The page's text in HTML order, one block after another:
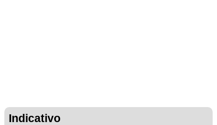
Indicativo